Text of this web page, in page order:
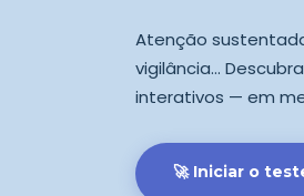
Atenção
vigilância…
interativos — em
🚀 Iniciar o